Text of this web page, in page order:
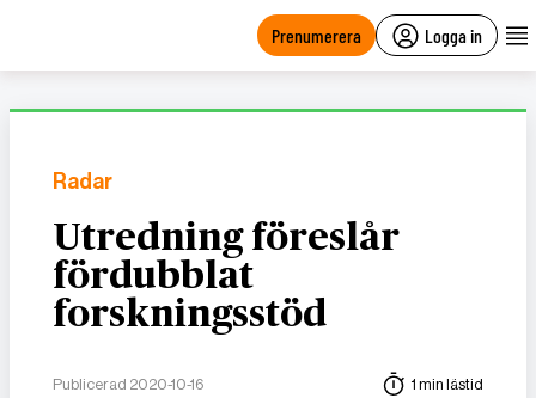
Prenumerera Logga in
Radar
Utredning föreslår
fördubblat
forskningsstöd
Publicerad 2020-10-16 1 min lästid